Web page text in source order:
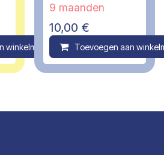
winkelmandje Compare
9 maanden
10,00 €
Toevoegen aan